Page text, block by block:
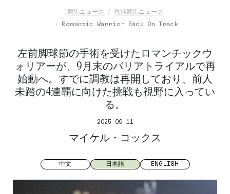
競馬ニュース
香港競馬ニュース
Romantic Warrior Back On Track
左前脚球節の手術を受けたロマンチックウ
ォリアーが、9月末のバリアトライアルで再
始動へ。すでに調教は再開しており、前人
未踏の4連覇に向けた挑戦も視野に入ってい
る。
2025 09 11
マイケル・コックス
中文 日本語 ENGLISH